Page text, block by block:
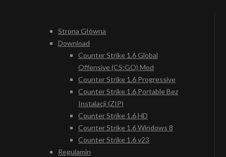
Strona Główna
Download
Counter Strike 1.6 Global
Offensive (CS:GO) Mod
Counter Strike 1.6 Progressive
Counter Strike 1.6 Portable Bez
Instalacji (ZIP)
Counter Strike 1.6 HD
Counter Strike 1.6 Windows 8
Counter Strike 1.6 v23
Regulamin